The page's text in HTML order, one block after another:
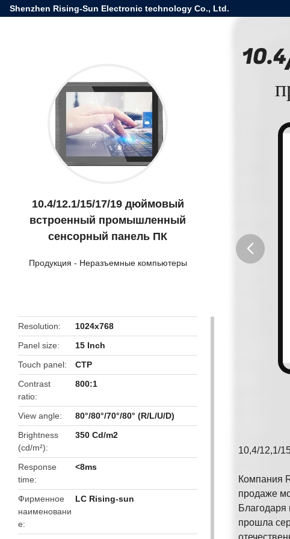
Shenzhen Rising-Sun Electronic technology Co., Ltd.
10.4/12.1/15/17/19 дюймовый
встроенный промышленный
сенсорный панель ПК
Продукция - Неразъемные компьютеры
Resolution
1024x768
Panel size
15 Inch
Touch panel
CTP
Contrast
ratio
800:1
View angle
80°/80°/70°/80° (R/L/U/D)
Brightness
(cd/m²)
350 Cd/m2
Response
time
<8ms
Фирменное
наименовани
е
LC Rising-sun
10,4/12,1/
Компания
продаже
Благодаря
прошла